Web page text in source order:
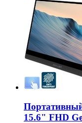
15.6" FHD